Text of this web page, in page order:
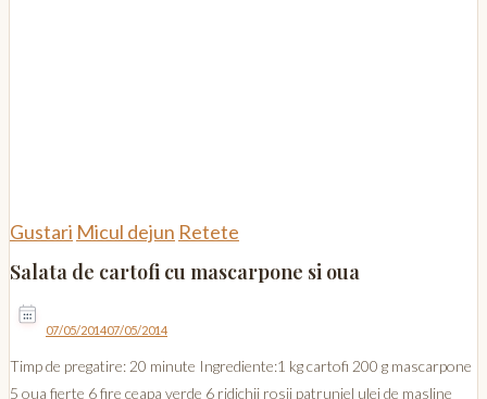
Gustari Micul dejun Retete
Salata de cartofi cu mascarpone si oua
07/05/201407/05/2014
Timp de pregatire: 20 minute Ingrediente:1 kg cartofi 200 g mascarpone
5 oua fierte 6 fire ceapa verde 6 ridichii rosii patrunjel ulei de masline